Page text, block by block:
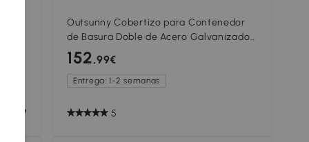
Outsunny Cobertizo para Contenedor
de Basura Doble de Acero Galvanizado
de 240L con Tapa Abatible y Puertas
con Cerradura Gris
152,99€
Entrega: 1-2 semanas
5